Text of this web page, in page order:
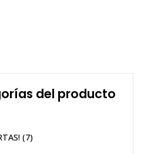
del producto
(7)